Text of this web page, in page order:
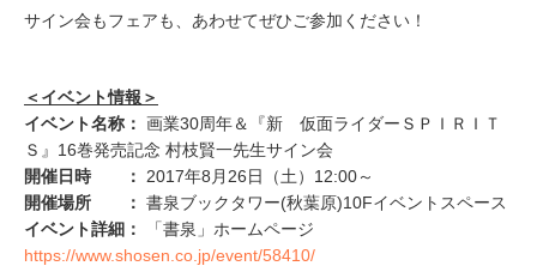
サイン会もフェアも、あわせてぜひご参加ください！
＜イベント情報＞
イベント名称： 画業30周年＆『新 仮面ライダーＳＰＩＲＩＴ
Ｓ』16巻発売記念 村枝賢一先生サイン会
開催日時 ： 2017年8月26日（土）12:00～
開催場所 ： 書泉ブックタワー(秋葉原)10Fイベントスペース
イベント詳細：
「書泉」ホームページ
https://www.shosen.co.jp/event/58410/